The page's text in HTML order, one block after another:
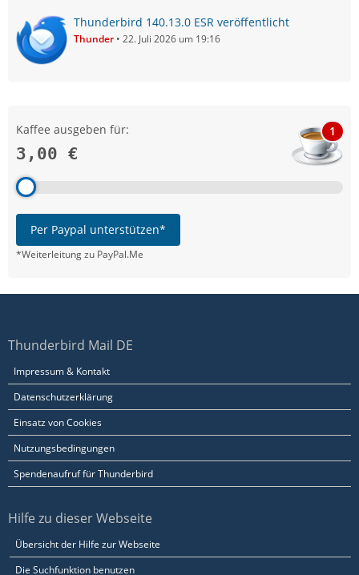
Thunderbird 140.13.0 ESR veröffentlicht
Thunder 22. Juli 2026 um 19:16
Kaffee ausgeben für:
3,00 €
1
Per Paypal unterstützen*
*Weiterleitung zu PayPal.Me
Thunderbird Mail DE
Impressum & Kontakt
Datenschutzerklärung
Einsatz von Cookies
Nutzungsbedingungen
Spendenaufruf für Thunderbird
Hilfe zu dieser Webseite
Übersicht der Hilfe zur Webseite
Die Suchfunktion benutzen